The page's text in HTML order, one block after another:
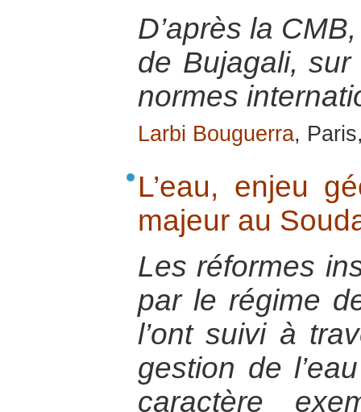
D’après la
de Bujagali,
normes
Larbi Bouguerra,
L’eau, enjeu
majeur au
Les réformes
par le régime
l’ont suivi à
gestion de
caractère